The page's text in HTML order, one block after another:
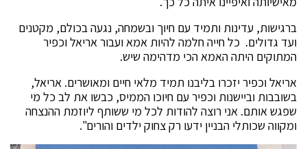
ברגישות, עדינות ותמיד עם חיוך ובשמחה, נגעה בכולם, מקטנים
ועד גדולים. כל חייה חלמה להיות אמא ועבור אריאל וכפיר
המתוקים היתה האמא הכי מדהימה שיש.
אריאל וכפיר יזכרו בליבנו תמיד מלאי חיים ומאושרים. אריאל,
בשובבות וביישנות וכפיר עם חיוכו הממיס, כבשו את לב כל מי
שפגש אותם. אני רוצה להודות לכל מי ששותף ליוזמת ההנצחה
ומקווה שכותלי הבניין ידעו רק צחוק ילדים והורים".